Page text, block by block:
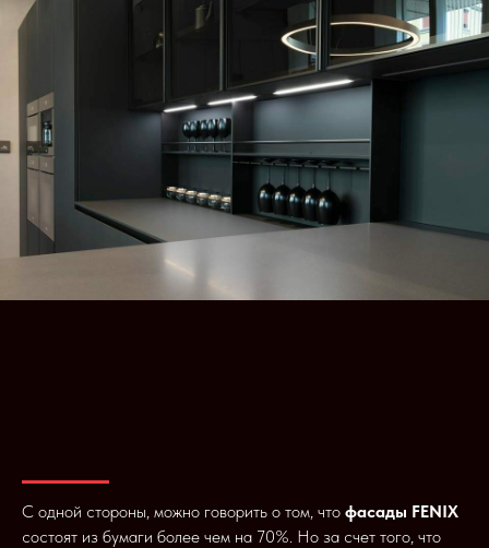
С одной стороны, можно говорить о том, что фасады FENIX
состоят из бумаги более чем на 70%. Но за счет того, что